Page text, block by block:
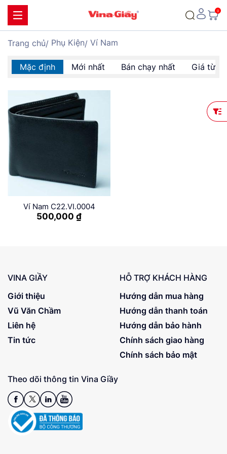
Trang chủ Phụ Kiện Ví Nam
Mặc định Mới nhất Bán chạy nhất Giá từ
Ví Nam C22.VI.0004
500,000 ₫
Theo dõi thông tin Vina Giầy
VINA GIẦY
Giới thiệu
Vũ Văn Chầm
Liên hệ
Tin tức
HỖ TRỢ KHÁCH HÀNG
Hướng dẫn mua hàng
Hướng dẫn thanh toán
Hướng dẫn bảo hành
Chính sách giao hàng
Chính sách bảo mật